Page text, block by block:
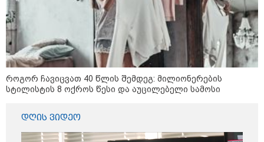
თავდასხმის ბრალდებით 3 პირი,
მათ შორის 2 არასრულწლოვანი
დააკავა - შსს ინფორმაციას
ავრცელებს
როგორ ჩავიცვათ 40 წლის შემდეგ: მილიონერების
სტილისტის 8 ოქროს წესი და აუცილებელი სამოსი
დღის ვიდეო